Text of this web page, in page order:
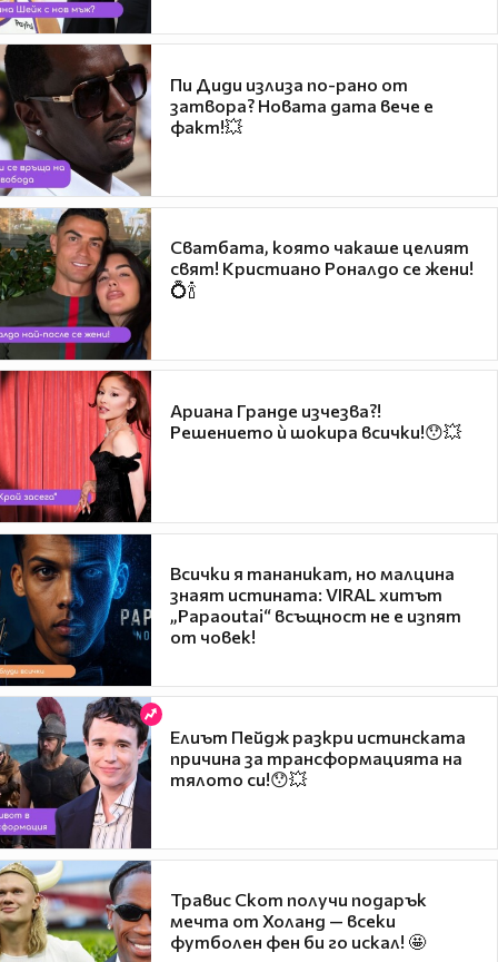
Пи Диди излиза по-рано от
затвора? Новата дата вече е
факт!💥
Сватбата, която чакаше целият
свят! Кристиано Роналдо се жени!
💍🍾
Ариана Гранде изчезва?!
Решението ѝ шокира всички!😯💥
Всички я тананикат, но малцина
знаят истината: VIRAL хитът
„Papaoutai“ всъщност не е изпят
от човек!
Елиът Пейдж разкри истинската
причина за трансформацията на
тялото си!😯💥
Травис Скот получи подарък
мечта от Холанд — всеки
футболен фен би го искал! 🤩